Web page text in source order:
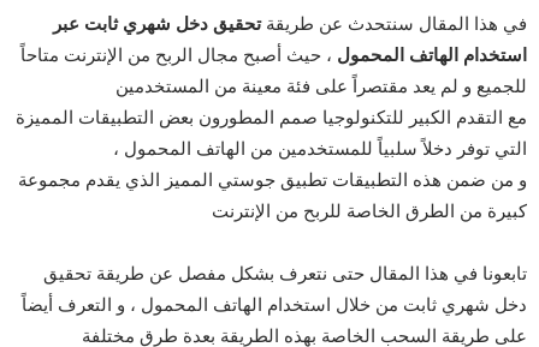
في هذا المقال سنتحدث عن طريقةتحقيق دخل شهري ثابت عبر
استخدام الهاتف المحمول ، حيث أصبح مجال الربح من الإنترنت متاحاً
للجميع و لم يعد مقتصراً على فئة معينة من المستخدمين
مع التقدم الكبير للتكنولوجيا صمم المطورون بعض التطبيقات المميزة
التي توفر دخلاً سلبياً للمستخدمين من الهاتف المحمول ،
و من ضمن هذه التطبيقات تطبيق جوستي المميز الذي يقدم مجموعة
كبيرة من الطرق الخاصة للربح من الإنترنت
تابعونا في هذا المقال حتى نتعرف بشكل مفصل عن طريقة تحقيق
دخل شهري ثابت من خلال استخدام الهاتف المحمول ، و التعرف أيضاً
على طريقة السحب الخاصة بهذه الطريقة بعدة طرق مختلفة